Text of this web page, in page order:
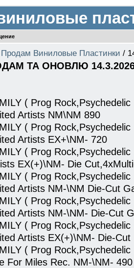
Продам Виниловые Пластинки /
ТА ОНОВЛЮ
( Prog
Artists NM\NM 890
( Prog
Artists EX+\NM- 720
( Prog
EX(+)\NM- Die
( Prog
Artists NM-\NM Die-Cut
( Prog
Artists NM-\NM- Die-Cut
( Prog
Artists EX(+)\NM- Die-
( Prog
For Miles Rec. NM-\NM- 490